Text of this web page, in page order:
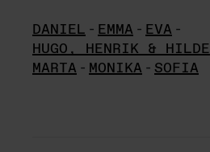
DANIEL - EMMA - EVA -
HUGO, HENRIK & HILDE
MARTA - MONIKA - SOFIA